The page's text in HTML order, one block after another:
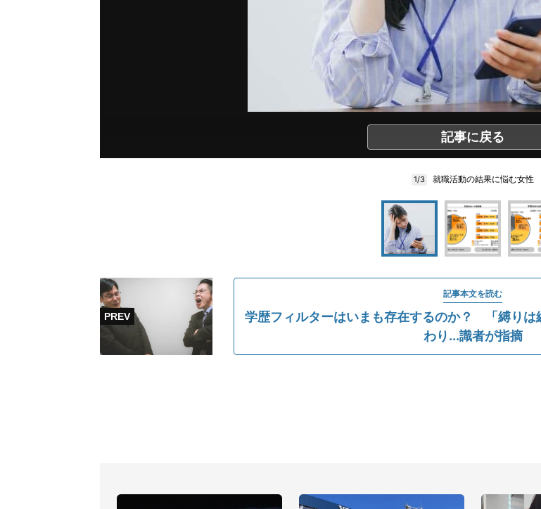
記事に戻る
1/3 就職活動の結果に悩む女性
記事本文を読む
学歴フィルターはいまも存在するのか？ 「縛りは
わり...識者が指摘